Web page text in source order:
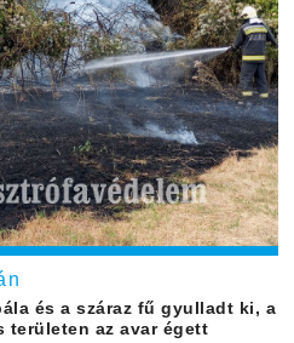
és a száraz fű gyulladt ki, a
területen az avar égett